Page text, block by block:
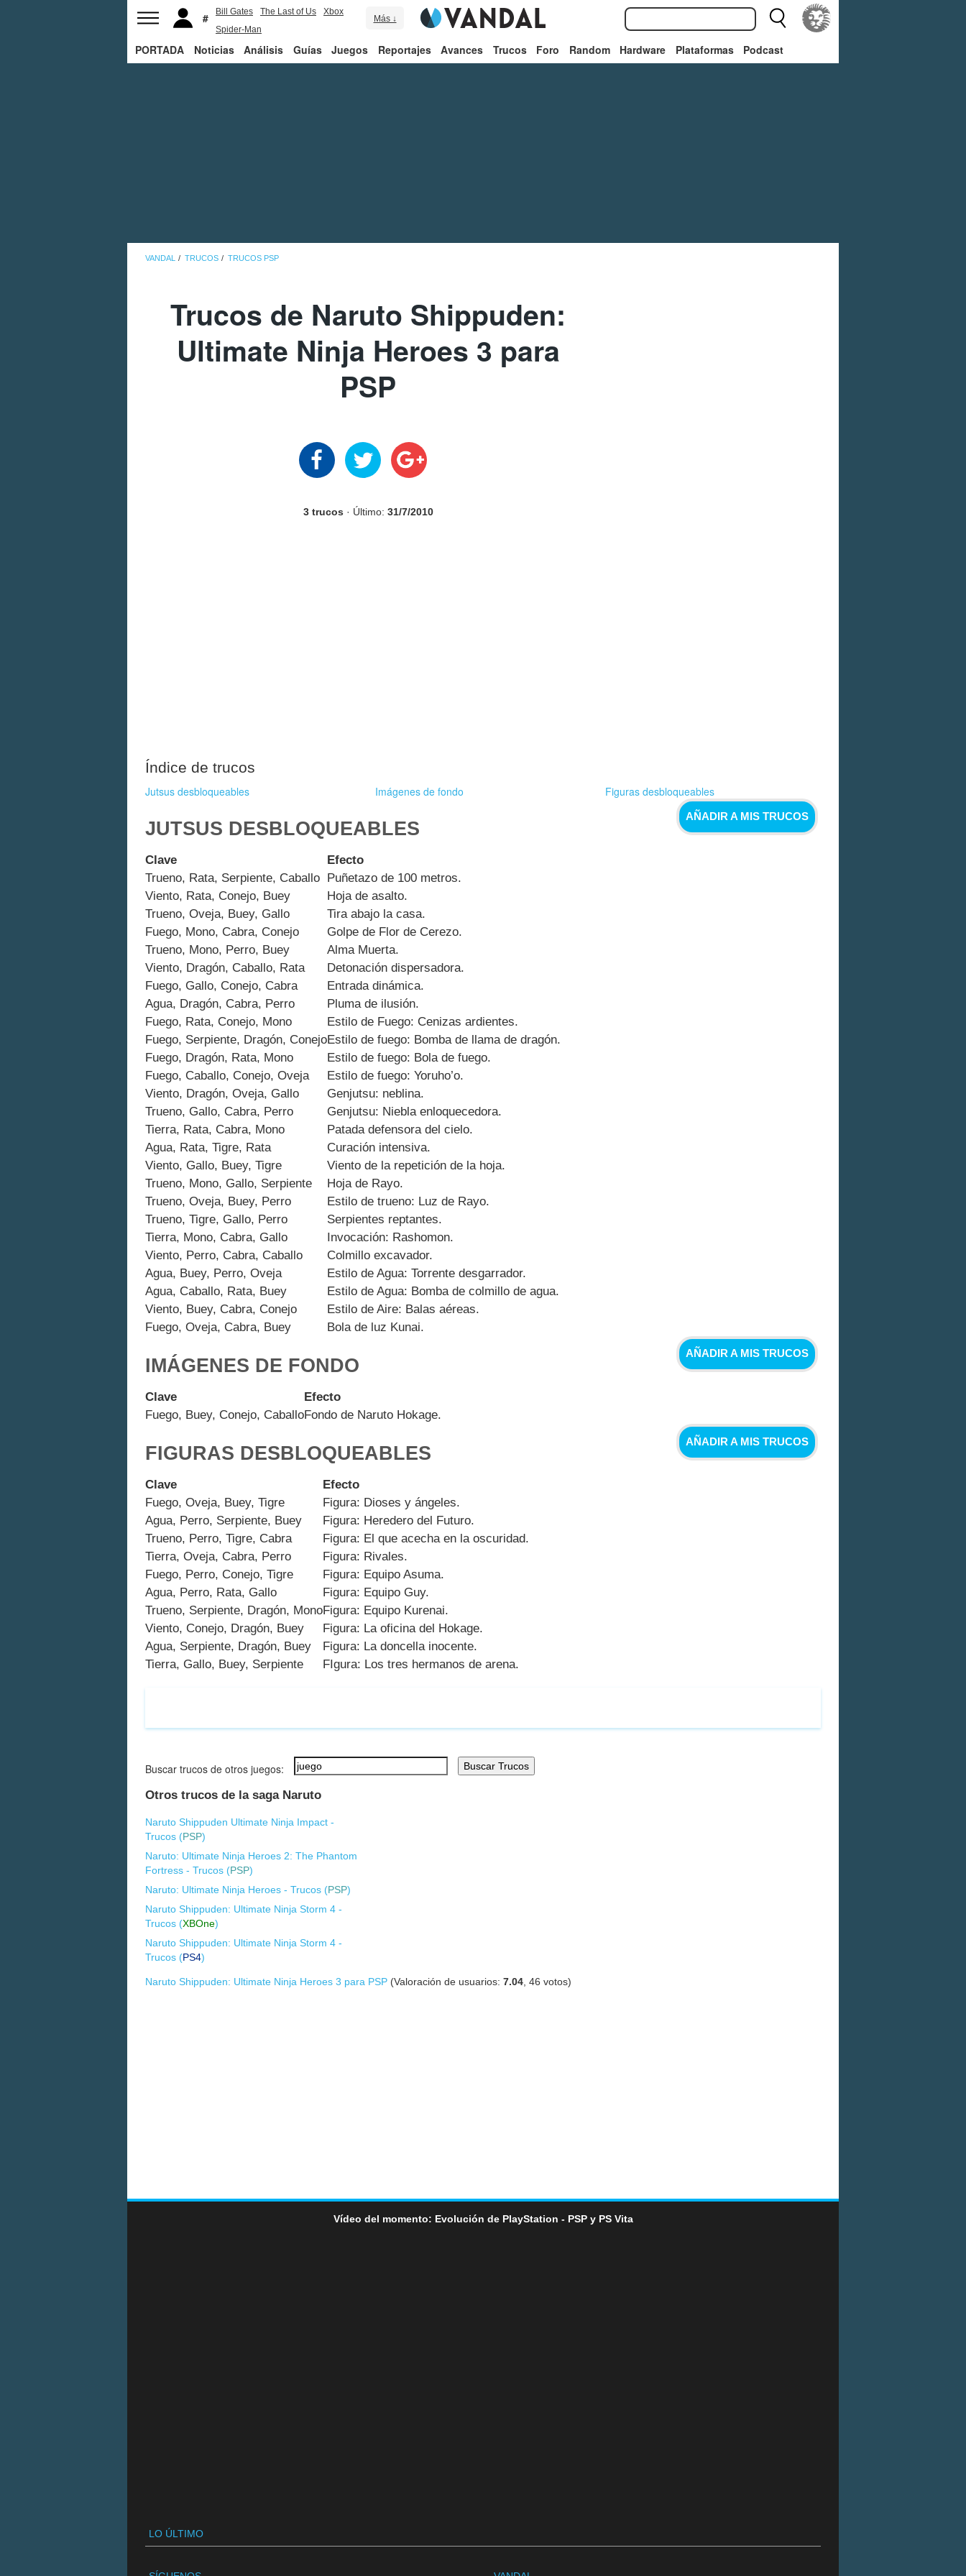
Bill Gates The Last of Us
Xbox
Spider-Man
Más ↓
PORTADA Noticias Análisis Guías Juegos Reportajes Avances Trucos Foro Random Hardware Plataformas Podcast
VANDAL TRUCOS TRUCOS PSP
Trucos de Naruto Shippuden:
Ultimate Ninja Heroes 3 para
PSP
3 trucos · Último: 31/7/2010
Índice de trucos
Jutsus desbloqueables Imágenes de fondo Figuras desbloqueables
AÑADIR A MIS TRUCOS
JUTSUS DESBLOQUEABLES
Clave
Efecto
Trueno, Rata, Serpiente, Caballo Puñetazo de 100 metros.
Viento, Rata, Conejo, Buey
Hoja de asalto.
Trueno, Oveja, Buey, Gallo
Tira abajo la casa.
Fuego, Mono, Cabra, Conejo
Golpe de Flor de Cerezo.
Trueno, Mono, Perro, Buey
Alma Muerta.
Viento, Dragón, Caballo, Rata
Detonación dispersadora.
Fuego, Gallo, Conejo, Cabra
Entrada dinámica.
Agua, Dragón, Cabra, Perro
Pluma de ilusión.
Fuego, Rata, Conejo, Mono
Estilo de Fuego: Cenizas ardientes.
Fuego, Serpiente, Dragón, ConejoEstilo de fuego: Bomba de llama de dragón.
Fuego, Dragón, Rata, Mono
Estilo de fuego: Bola de fuego.
Fuego, Caballo, Conejo, Oveja
Estilo de fuego: Yoruho’o.
Viento, Dragón, Oveja, Gallo
Genjutsu: neblina.
Trueno, Gallo, Cabra, Perro
Genjutsu: Niebla enloquecedora.
Tierra, Rata, Cabra, Mono
Patada defensora del cielo.
Agua, Rata, Tigre, Rata
Curación intensiva.
Viento, Gallo, Buey, Tigre
Viento de la repetición de la hoja.
Trueno, Mono, Gallo, Serpiente
Hoja de Rayo.
Trueno, Oveja, Buey, Perro
Estilo de trueno: Luz de Rayo.
Trueno, Tigre, Gallo, Perro
Serpientes reptantes.
Tierra, Mono, Cabra, Gallo
Invocación: Rashomon.
Viento, Perro, Cabra, Caballo
Colmillo excavador.
Agua, Buey, Perro, Oveja
Estilo de Agua: Torrente desgarrador.
Agua, Caballo, Rata, Buey
Estilo de Agua: Bomba de colmillo de agua.
Viento, Buey, Cabra, Conejo
Estilo de Aire: Balas aéreas.
Fuego, Oveja, Cabra, Buey
Bola de luz Kunai.
AÑADIR A MIS TRUCOS
IMÁGENES DE FONDO
Clave
Efecto
Fuego, Buey, Conejo, CaballoFondo de Naruto Hokage.
AÑADIR A MIS TRUCOS
FIGURAS DESBLOQUEABLES
Clave
Efecto
Fuego, Oveja, Buey, Tigre
Figura: Dioses y ángeles.
Agua, Perro, Serpiente, Buey
Figura: Heredero del Futuro.
Trueno, Perro, Tigre, Cabra
Figura: El que acecha en la oscuridad.
Tierra, Oveja, Cabra, Perro
Figura: Rivales.
Fuego, Perro, Conejo, Tigre
Figura: Equipo Asuma.
Agua, Perro, Rata, Gallo
Figura: Equipo Guy.
Trueno, Serpiente, Dragón, MonoFigura: Equipo Kurenai.
Viento, Conejo, Dragón, Buey
Figura: La oficina del Hokage.
Agua, Serpiente, Dragón, Buey
Figura: La doncella inocente.
Tierra, Gallo, Buey, Serpiente
FIgura: Los tres hermanos de arena.
Buscar trucos de otros juegos: Buscar Trucos
Otros trucos de la saga Naruto
Naruto Shippuden Ultimate Ninja Impact -
Trucos (PSP)
Naruto: Ultimate Ninja Heroes 2: The Phantom
Fortress - Trucos (PSP)
Naruto: Ultimate Ninja Heroes - Trucos (PSP)
Naruto Shippuden: Ultimate Ninja Storm 4 -
Trucos (XBOne)
Naruto Shippuden: Ultimate Ninja Storm 4 -
Trucos (PS4)
Naruto Shippuden: Ultimate Ninja Heroes 3 para PSP (Valoración de usuarios: 7.04 46 votos)
Vídeo del momento: Evolución de PlayStation - PSP y PS Vita
LO ÚLTIMO